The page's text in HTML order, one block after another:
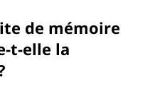
de mémoire
t-elle la